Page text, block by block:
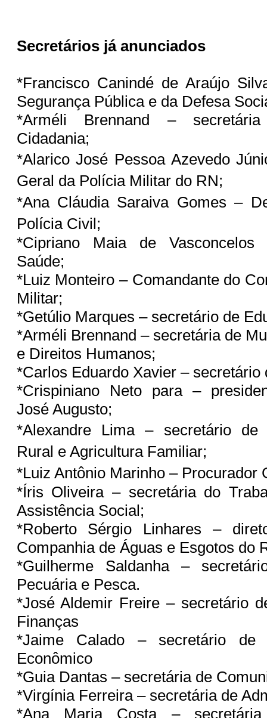
Secretários já anunciados
*Francisco Canindé de Araújo
Segurança Pública e da Defesa
*Arméli Brennand –
Cidadania;
*Alarico José Pessoa Azevedo
Geral da Polícia Militar do RN;
*Ana Cláudia Saraiva Gomes –
Polícia Civil;
*Cipriano Maia de
Saúde;
*Luiz Monteiro – Comandante do
Militar;
*Getúlio Marques – secretário de
*Arméli Brennand – secretária de
e Direitos Humanos;
*Carlos Eduardo Xavier –
*Crispiniano Neto para –
José Augusto;
*Alexandre Lima – secretário de
Rural e Agricultura Familiar;
*Luiz Antônio Marinho – Procurador
*Íris Oliveira – secretária do
Assistência Social;
*Roberto Sérgio Linhares –
Companhia de Águas e Esgotos do
*Guilherme Saldanha –
Pecuária e Pesca.
*José Aldemir Freire – secretário
Finanças
*Jaime Calado – secretário de
Econômico
*Guia Dantas – secretária de
*Virgínia Ferreira – secretária de
*Ana Maria Costa –